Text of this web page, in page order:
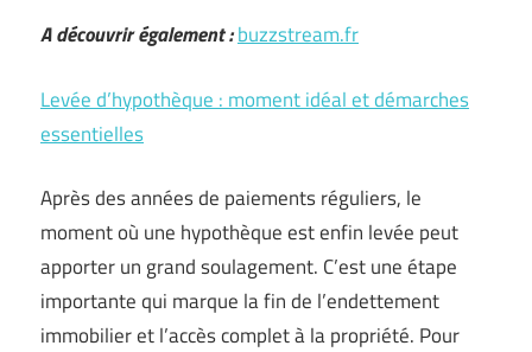
A découvrir également :buzzstream.fr
Levée d’hypothèque : moment idéal et démarches
essentielles
Après des années de paiements réguliers, le
moment où une hypothèque est enfin levée peut
apporter un grand soulagement. C’est une étape
importante qui marque la fin de l’endettement
immobilier et l’accès complet à la propriété. Pour